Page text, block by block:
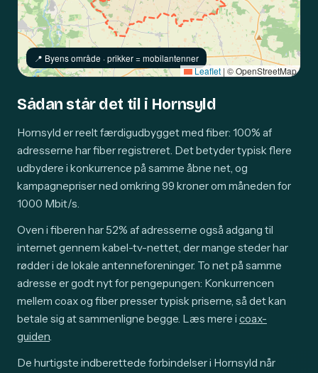
📍️ Byens område · prikker = mobilantenner
Leaflet | © OpenStreetMap
Sådan står det til i Hornsyld
Hornsyld er reelt færdigudbygget med fiber: 100% af
adresserne har fiber registreret. Det betyder typisk flere
udbydere i konkurrence på samme åbne net, og
kampagnepriser ned omkring 99 kroner om måneden for
1000 Mbit/s.
Oven i fiberen har 52% af adresserne også adgang til
internet gennem kabel-tv-nettet, der mange steder har
rødder i de lokale antenneforeninger. To net på samme
adresse er godt nyt for pengepungen: Konkurrencen
mellem coax og fiber presser typisk priserne, så det kan
betale sig at sammenligne begge. Læs mere i coax-
guiden.
De hurtigste indberettede forbindelser i Hornsyld når